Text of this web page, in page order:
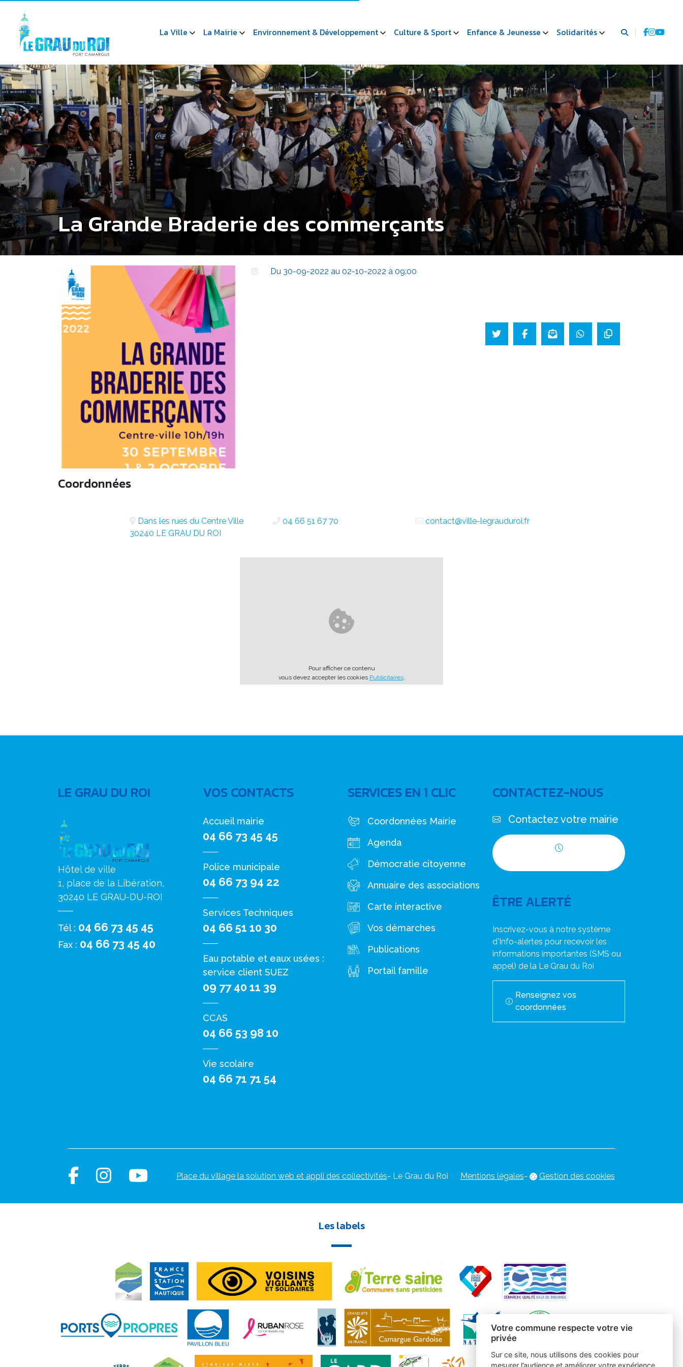
La Ville La Mairie Environnement & Développement Culture & Sport Enfance & Jeunesse Solidarités
La Grande Braderie des commerçants
Du 30-09-2022 au 02-10-2022 à 09:00
Coordonnées
Dans les rues du Centre Ville
30240 LE GRAU DU ROI
04 66 51 67 70 contact@ville-legrauduroi.fr
Pour afficher ce contenu
vous devez accepter les cookies Publicitaires.
LE GRAU DU ROI
Hôtel de ville
1, place de la Libération,
30240 LE GRAU-DU-ROI
Tél : 04 66 73 45 45
Fax : 04 66 73 45 40
VOS CONTACTS
Accueil mairie
04 66 73 45 45
Police municipale
04 66 73 94 22
Services Techniques
04 66 51 10 30
Eau potable et eaux usées :
service client SUEZ
09 77 40 11 39
CCAS
04 66 53 98 10
Vie scolaire
04 66 71 71 54
SERVICES EN 1 CLIC
Coordonnées Mairie
Agenda
Démocratie citoyenne
Annuaire des associations
Carte interactive
Vos démarches
Publications
Portail famille
CONTACTEZ-NOUS
Contactez votre mairie
ÊTRE ALERTÉ
Inscrivez-vous à notre système
d'Info-alertes pour recevoir les
informations importantes (SMS ou
appel) de la Le Grau du Roi
Renseignez vos
coordonnées
Place du village la solution web et appli des collectivités- Le Grau du Roi Mentions légales- Gestion des cookies
Les labels
Votre commune respecte votre vie
privée
Sur ce site, nous utilisons des cookies pour